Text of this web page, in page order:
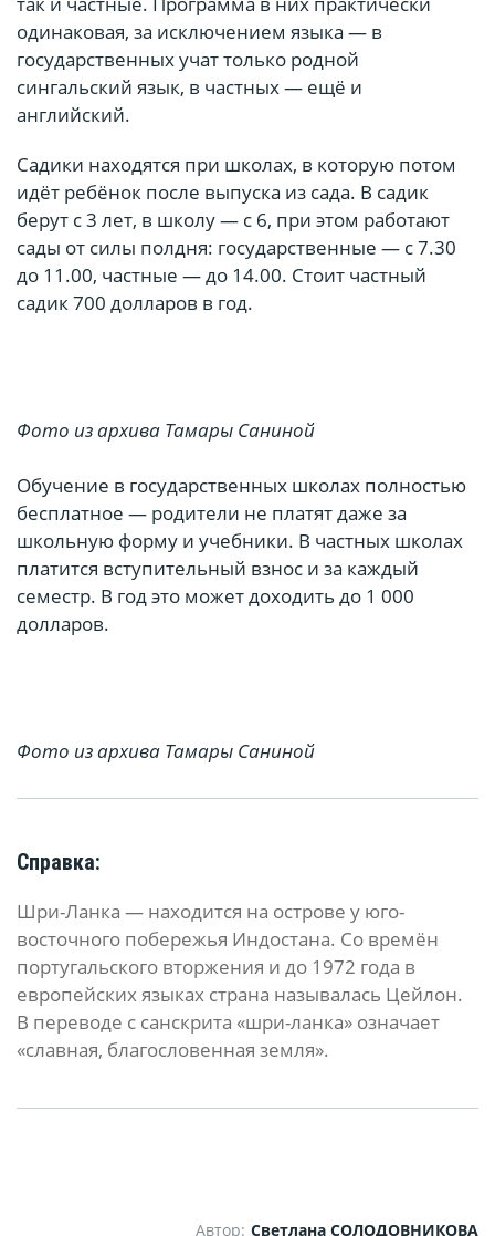
одинаковая, за исключением языка — в
государственных учат только родной
сингальский язык, в частных — ещё и
английский.
Садики находятся при школах, в которую потом
идёт ребёнок после выпуска из сада. В садик
берут с 3 лет, в школу — с 6, при этом работают
сады от силы полдня: государственные — с 7.30
до 11.00, частные — до 14.00. Стоит частный
садик 700 долларов в год.
Фото из архива Тамары Саниной
Обучение в государственных школах полностью
бесплатное — родители не платят даже за
школьную форму и учебники. В частных школах
платится вступительный взнос и за каждый
семестр. В год это может доходить до 1 000
долларов.
Фото из архива Тамары Саниной
Справка:
Шри-Ланка — находится на острове у юго-
восточного побережья Индостана. Со времён
португальского вторжения и до 1972 года в
европейских языках страна называлась Цейлон.
В переводе с санскрита «шри-ланка» означает
«славная, благословенная земля».
Автор: Светлана СОЛОДОВНИКОВА